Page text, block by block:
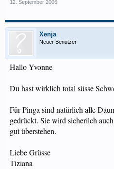
12. September 2006
Xenja
Neuer Benutzer
Hallo Yvonne
Du hast wirklich total süsse
Für Pinga sind natürlich alle
gedrückt. Sie wird sicherilch
gut überstehen.
Liebe Grüsse
Tiziana